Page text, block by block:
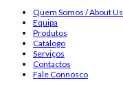
Quem Somos / About Us
Equipa
Produtos
Catálogo
Serviços
Contactos
Fale Connosco